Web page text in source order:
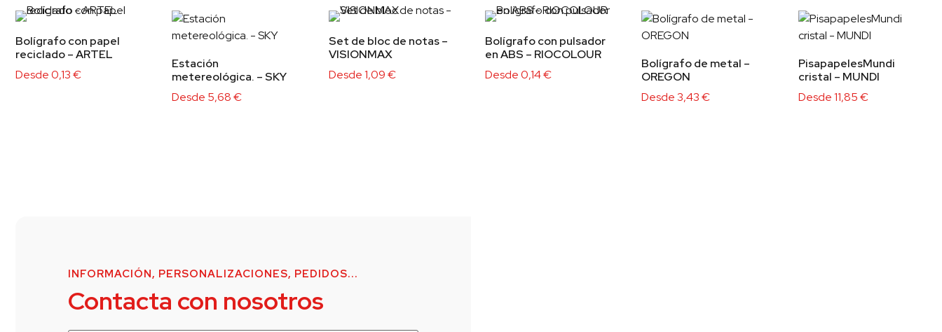
Bolígrafo con papel
reciclado – ARTEL
Desde0,13€
Estación
metereológica. – SKY
Desde 5,68€
Set de bloc de notas –
VISIONMAX
Desde1,09€
Bolígrafo con pulsador
en ABS – RIOCOLOUR
Desde0,14€
Bolígrafo de metal –
OREGON
Desde3,43€
PisapapelesMundi
cristal – MUNDI
Desde11,85€
INFORMACIÓN, PERSONALIZACIONES, PEDIDOS...
Contacta con nosotros